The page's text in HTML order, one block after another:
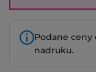
Podane
nadruku.